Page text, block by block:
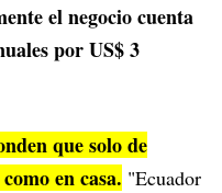
el negocio cuenta
por US$ 3
que solo de
en casa. "Ecuador